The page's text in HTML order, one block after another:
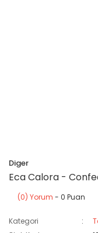
Diger
Eca Calora -
(0) Yorum - 0 Puan
Kategori